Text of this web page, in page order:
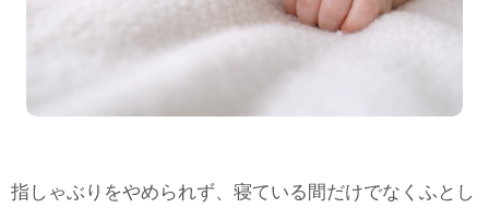
指しゃぶりをやめられず、寝ている間だけでなくふとし